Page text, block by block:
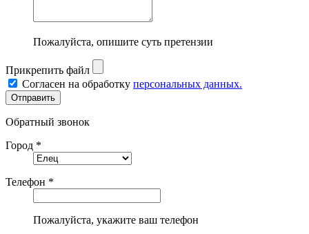
Пожалуйста, опишите суть претензии
Прикрепить файл
Согласен на обработку персональных данных.
Обратный звонок
Город *
Телефон *
Пожалуйста, укажите ваш телефон